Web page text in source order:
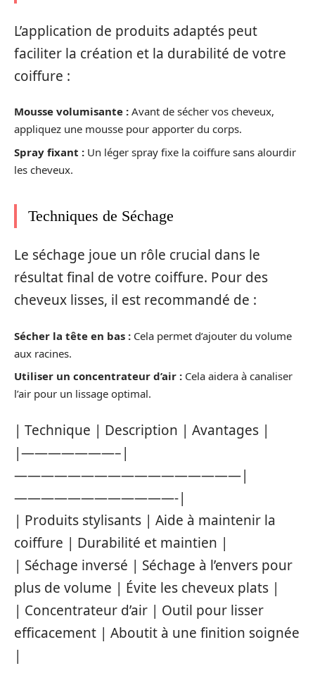
L’application de produits adaptés peut
faciliter la création et la durabilité de votre
coiffure :
Mousse volumisante : Avant de sécher vos cheveux,
appliquez une mousse pour apporter du corps.
Spray fixant : Un léger spray fixe la coiffure sans alourdir
les cheveux.
Techniques de Séchage
Le séchage joue un rôle crucial dans le
résultat final de votre coiffure. Pour des
cheveux lisses, il est recommandé de :
Sécher la tête en bas : Cela permet d’ajouter du volume
aux racines.
Utiliser un concentrateur d’air : Cela aidera à canaliser
l’air pour un lissage optimal.
| Technique | Description | Avantages |
|———————–|
—————————————————|
————————————-|
| Produits stylisants | Aide à maintenir la
coiffure | Durabilité et maintien |
| Séchage inversé | Séchage à l’envers pour
plus de volume | Évite les cheveux plats |
| Concentrateur d’air | Outil pour lisser
efficacement | Aboutit à une finition soignée
|